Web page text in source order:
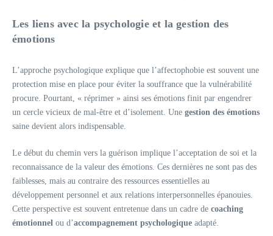
Les liens avec la psychologie et la gestion des
émotions
L’approche psychologique explique que l’affectophobie est souvent une
protection mise en place pour éviter la souffrance que la vulnérabilité
procure. Pourtant, « réprimer » ainsi ses émotions finit par engendrer
un cercle vicieux de mal-être et d’isolement. Une gestion des émotions
saine devient alors indispensable.
Le début du chemin vers la guérison implique l’acceptation de soi et la
reconnaissance de la valeur des émotions. Ces dernières ne sont pas des
faiblesses, mais au contraire des ressources essentielles au
développement personnel et aux relations interpersonnelles épanouies.
Cette perspective est souvent entretenue dans un cadre de coaching
émotionnel ou d’accompagnement psychologique adapté.